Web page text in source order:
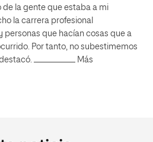
la gente que estaba a mi
la carrera profesional
que hacían cosas que a
Por tanto, no subestimemos
destacó. __________ Más